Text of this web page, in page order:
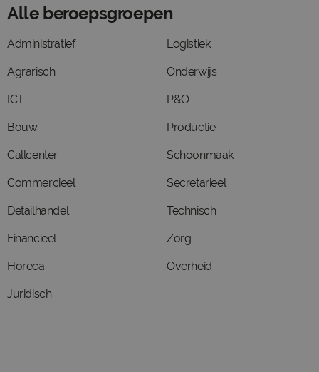
Alle beroepsgroepen
Administratief
Agrarisch
ICT
Bouw
Callcenter
Commercieel
Detailhandel
Financieel
Horeca
Juridisch
Logistiek
Onderwijs
P&O
Productie
Schoonmaak
Secretarieel
Technisch
Zorg
Overheid